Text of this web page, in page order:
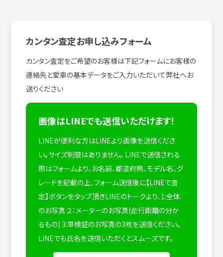
カンタン査定お申し込みフォーム
カンタン査定をご希望のお客様は下記フォームにお客様の
連絡先と愛車の基本データをご入力いただいて弊社へお
送りください
画像はLINEでも送信いただけます！
LINEが便利な方はLINEより画像を送信くださ
い。サイズ制限はありません。 LINEで送信される
際はフォームより、お名前、都道府県、モデル名、グ
レードを記載の上、フォーム送信後に【LINEで査
定】ボタンをタップ頂きLINEのトークより、1:全体
のお写真 ２：メーターのお写真(走行距離の分か
るもの) 3:車検証のお写真の3枚を送信ください。
LINEでも氏名を送信いただくとスムーズです。